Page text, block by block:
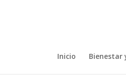
Inicio Bienestar